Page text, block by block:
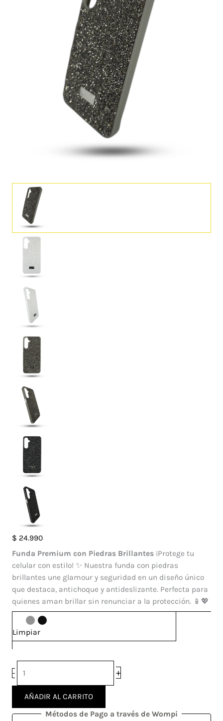
$ 24.990
Funda Premium con Piedras Brillantes¡Protege tu
celular con estilo! ✨ Nuestra funda con piedras
brillantes une glamour y seguridad en un diseño único
que destaca, antichoque y antideslizante. Perfecta para
quienes aman brillar sin renunciar a la protección. 📱💖
Limpiar
-
Case
Brillante
Swarovski
Samsung
Galaxy
A16
cantidad
+
AÑADIR AL CARRITO
Métodos de Pago a través de Wompi